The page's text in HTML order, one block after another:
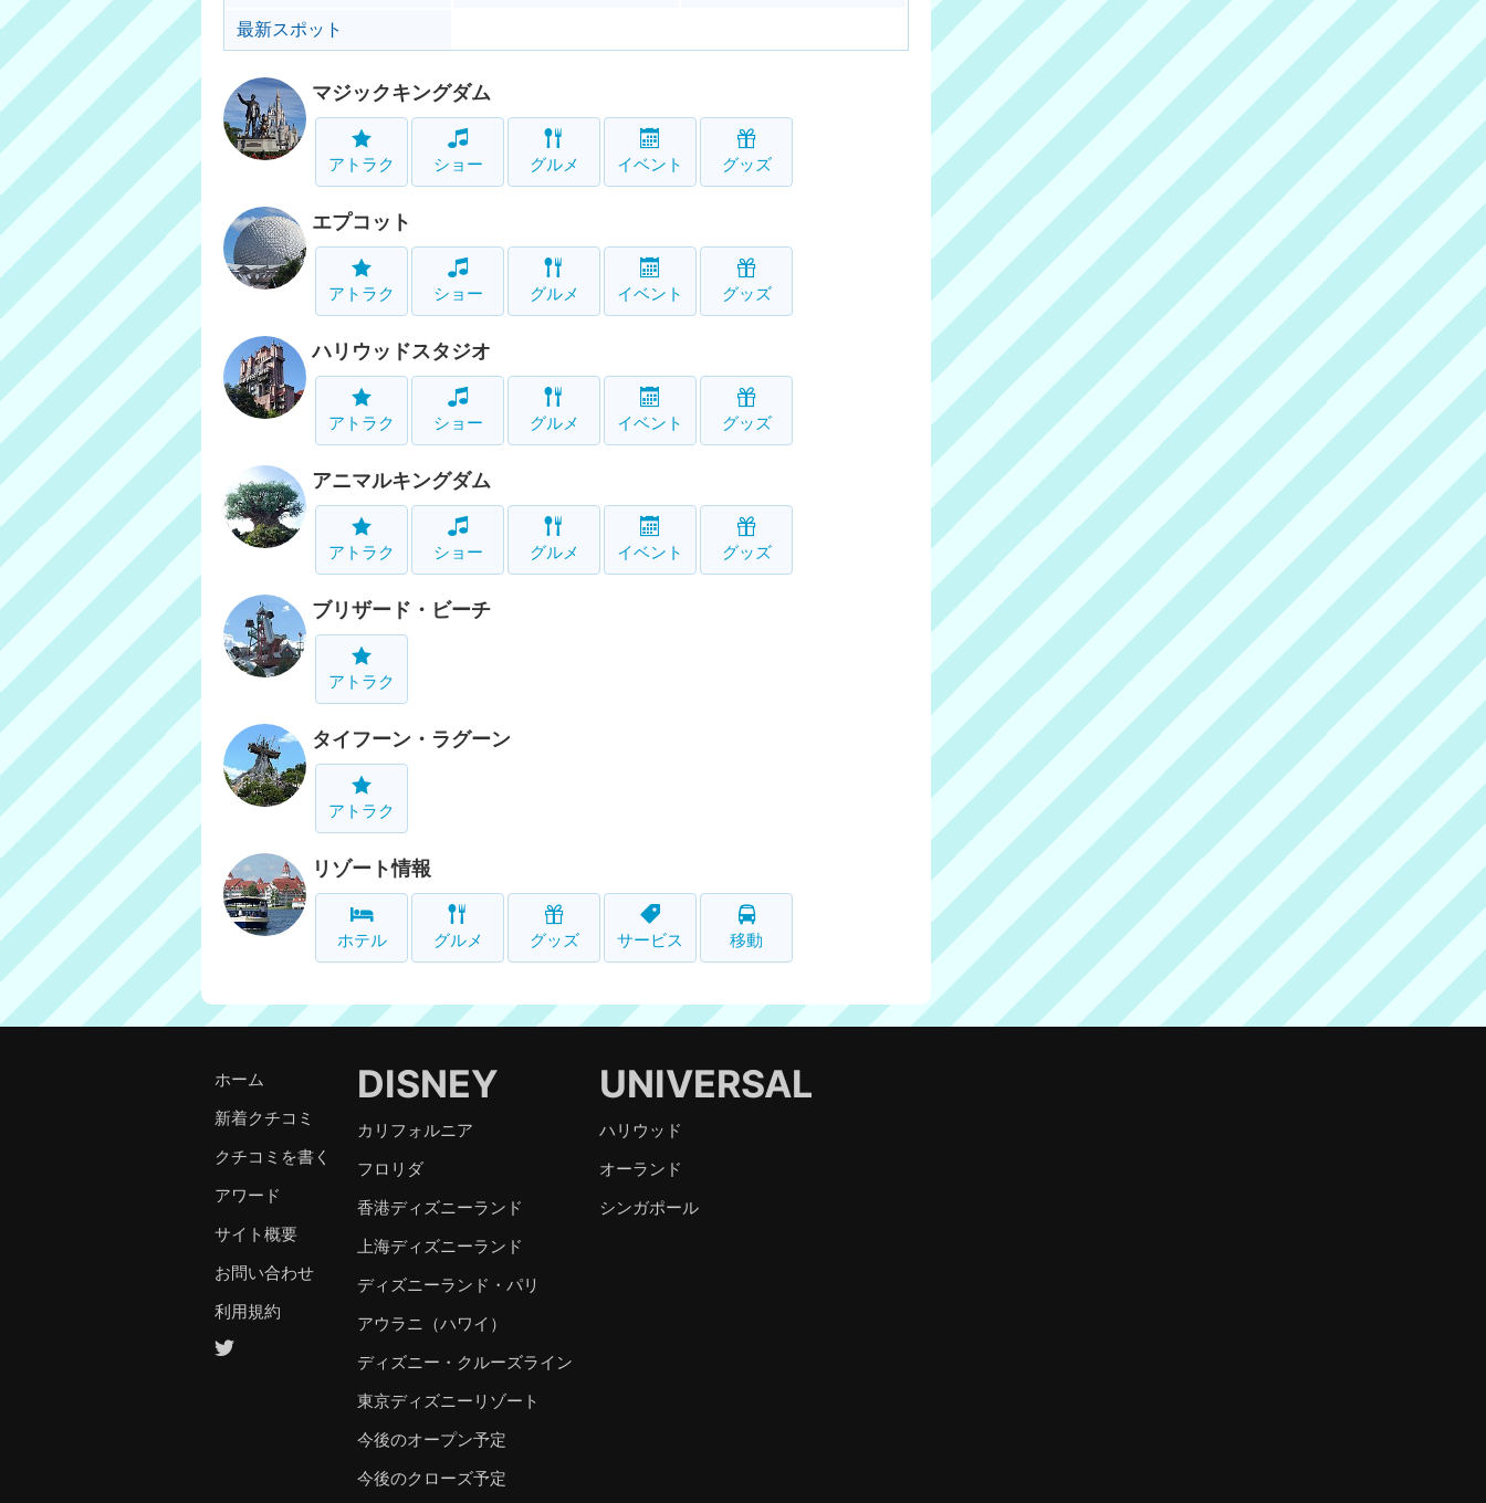
最新スポット
マジックキングダム
アトラク ショー グルメ イベント グッズ
エプコット
アトラク ショー グルメ イベント グッズ
ハリウッドスタジオ
アトラク ショー グルメ イベント グッズ
アニマルキングダム
アトラク ショー グルメ イベント グッズ
ブリザード・ビーチ
アトラク
タイフーン・ラグーン
アトラク
リゾート情報
ホテル グルメ グッズ サービス 移動
ホーム
新着クチコミ
クチコミを書く
アワード
サイト概要
お問い合わせ
利用規約
DISNEY
カリフォルニア
フロリダ
香港ディズニーランド
上海ディズニーランド
ディズニーランド・パリ
アウラニ（ハワイ）
ディズニー・クルーズライン
東京ディズニーリゾート
今後のオープン予定
今後のクローズ予定
UNIVERSAL
ハリウッド
オーランド
シンガポール